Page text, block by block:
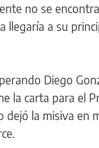
no se
llegaría a su
Diego
la carta para el
dejó la misiva en